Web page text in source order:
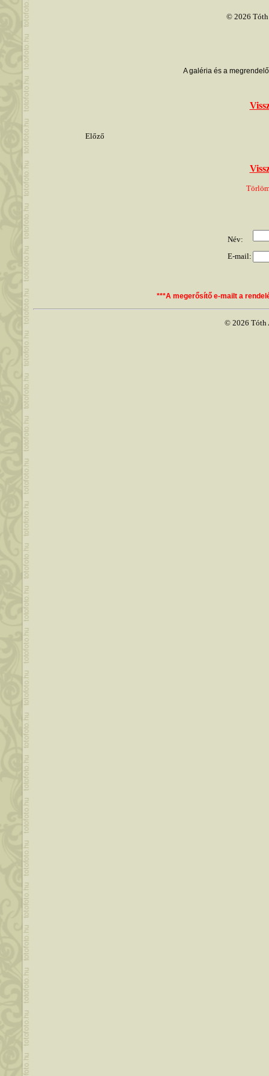
© 2026
A galéria és a
Előző
Név:
E-mail:
***A megerősítő e-mailt a
© 2026 Tóth